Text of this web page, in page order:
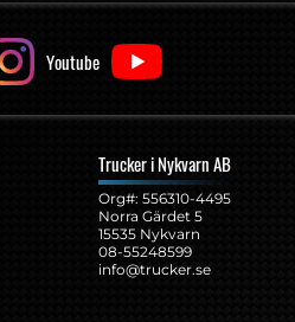
Youtube
Trucker i Nykvarn AB
Org#: ‍556310-4495
Norra Gärdet 5
15535 Nykvarn
08-55248599
info@trucker.se